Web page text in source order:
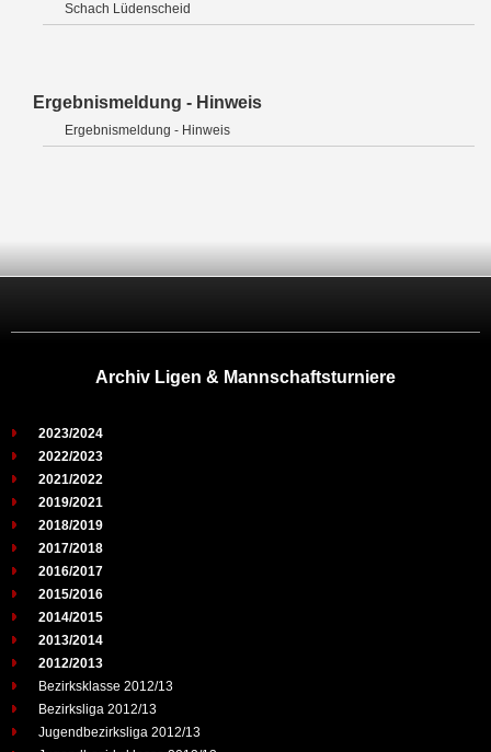
Schach Lüdenscheid
Ergebnismeldung - Hinweis
Ergebnismeldung - Hinweis
Archiv Ligen & Mannschaftsturniere
2023/2024
2022/2023
2021/2022
2019/2021
2018/2019
2017/2018
2016/2017
2015/2016
2014/2015
2013/2014
2012/2013
Bezirksklasse 2012/13
Bezirksliga 2012/13
Jugendbezirksliga 2012/13